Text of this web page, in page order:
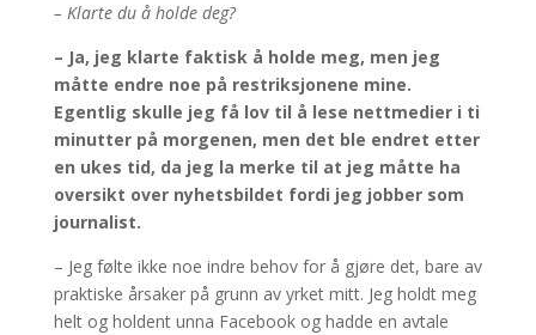
– Klarte du å holde deg?
– Ja, jeg klarte faktisk å holde meg, men jeg
måtte endre noe på restriksjonene mine.
Egentlig skulle jeg få lov til å lese nettmedier i ti
minutter på morgenen, men det ble endret etter
en ukes tid, da jeg la merke til at jeg måtte ha
oversikt over nyhetsbildet fordi jeg jobber som
journalist.
– Jeg følte ikke noe indre behov for å gjøre det, bare av
praktiske årsaker på grunn av yrket mitt. Jeg holdt meg
helt og holdent unna Facebook og hadde en avtale